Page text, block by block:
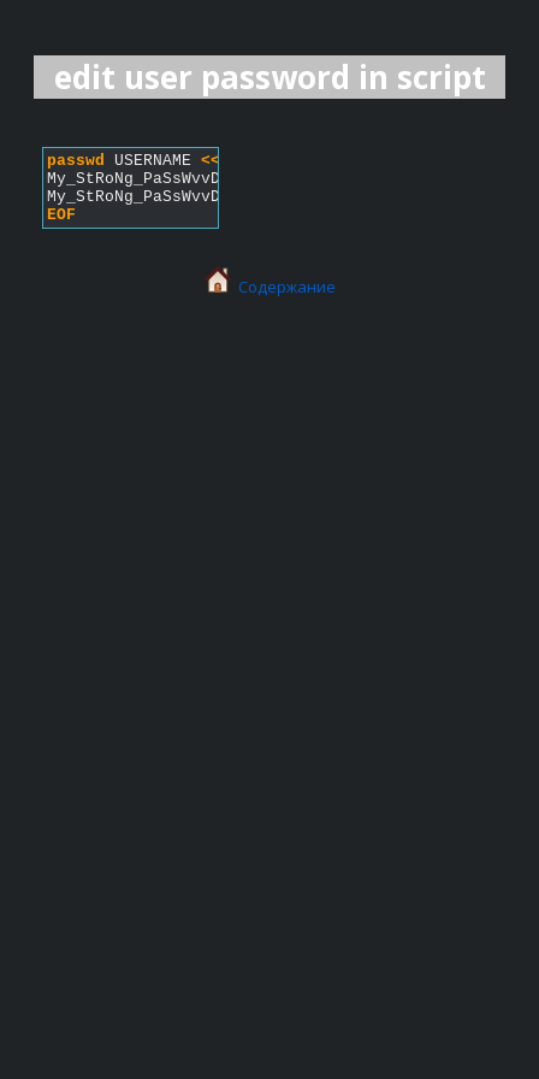
edit user password in script
passwd USERNAME << EOF
My_StRoNg_PaSsWvvD
My_StRoNg_PaSsWvvD
EOF
Содержание